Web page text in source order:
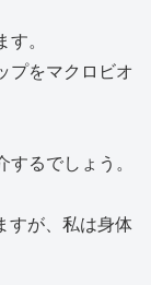
。
プをマクロビオ
るでしょう。
すが、私は身体